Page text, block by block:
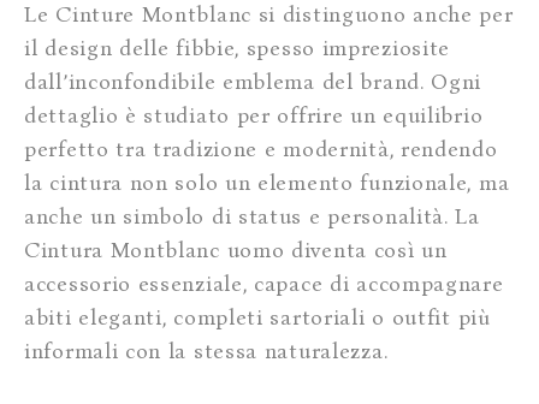
Le Cinture Montblanc si distinguono anche per
il design delle fibbie, spesso impreziosite
dall’inconfondibile emblema del brand. Ogni
dettaglio è studiato per offrire un equilibrio
perfetto tra tradizione e modernità, rendendo
la cintura non solo un elemento funzionale, ma
anche un simbolo di status e personalità. La
Cintura Montblanc uomo diventa così un
accessorio essenziale, capace di accompagnare
abiti eleganti, completi sartoriali o outfit più
informali con la stessa naturalezza.